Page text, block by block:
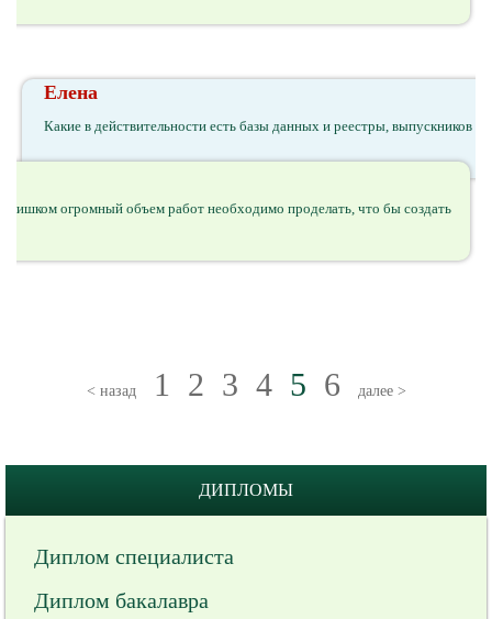
Елена
Какие в действительности есть базы данных и реестры, выпускников
огромный объем работ необходимо проделать, что бы создать
< назад 1 2 3 4 5 6 далее >
ДИПЛОМЫ
Диплом специалиста
Диплом бакалавра